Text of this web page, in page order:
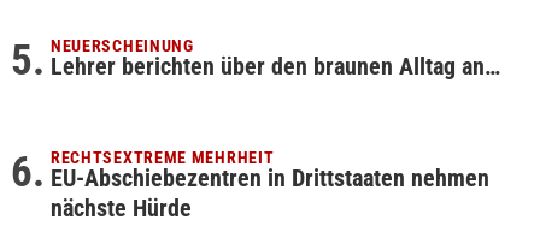
NEUERSCHEINUNG
Lehrer berichten über den braunen Alltag an…
RECHTSEXTREME MEHRHEIT
EU-Abschiebezentren in Drittstaaten nehmen
nächste Hürde